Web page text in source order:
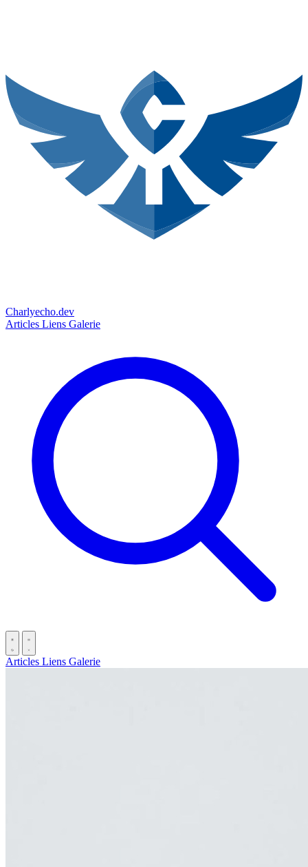
Charlyecho.dev
Articles Liens Galerie
Articles Liens Galerie